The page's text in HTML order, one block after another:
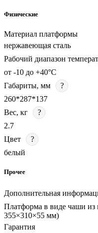
Физические
Материал платформы
нержавеющая сталь
Рабочий диапазон
от -10 до +40°C
Габариты, мм
?
260*287*137
Вес, кг
?
2.7
Цвет
?
белый
Прочее
Дополнительная
Платформа в виде чаши из
355×310×55 мм)
Гарантия